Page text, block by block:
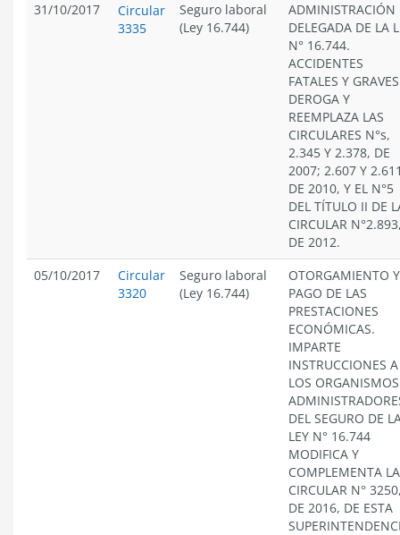
31/10/2017
Circular
3335
Seguro laboral
(Ley 16.744)
ADMINISTRACIÓN
DELEGADA DE LA
N° 16.744.
ACCIDENTES
FATALES Y
DEROGA Y
REEMPLAZA LAS
CIRCULARES N°s,
2.345 Y 2.378, DE
2007; 2.607 Y
DE 2010, Y EL N°5
DEL TÍTULO II DE
CIRCULAR
DE 2012.
05/10/2017
Circular
3320
Seguro laboral
(Ley 16.744)
OTORGAMIENTO Y
PAGO DE LAS
PRESTACIONES
ECONÓMICAS.
IMPARTE
INSTRUCCIONES A
LOS ORGANISMOS
DEL SEGURO DE
LEY N° 16.744
MODIFICA Y
COMPLEMENTA LA
CIRCULAR N°
DE 2016, DE ESTA